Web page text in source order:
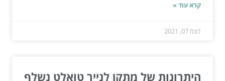
קרא עוד »
דצמ 07, 2021
היתרונות של מתקן לנייר טואלט נשלף